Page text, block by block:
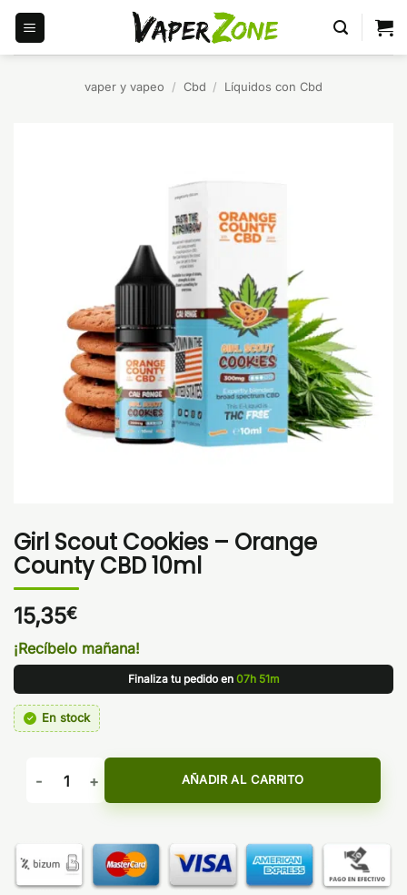
Saltar
contenido
vaper y vapeo / Cbd / Líquidos con Cbd
Girl Scout Cookies – Orange
County CBD 10ml
15,35€
¡Recíbelo mañana!
Finaliza tu pedido en 07h 51m
En stock
Girl Scout Cookies - Orange County CBD 10ml cantidad
AÑADIR AL CARRITO